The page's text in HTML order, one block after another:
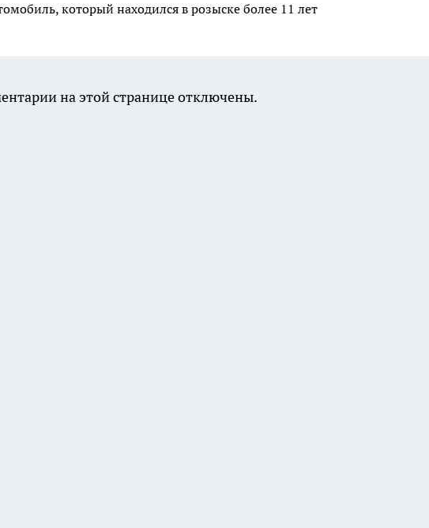
который находился в розыске более 11 лет
на этой странице отключены.